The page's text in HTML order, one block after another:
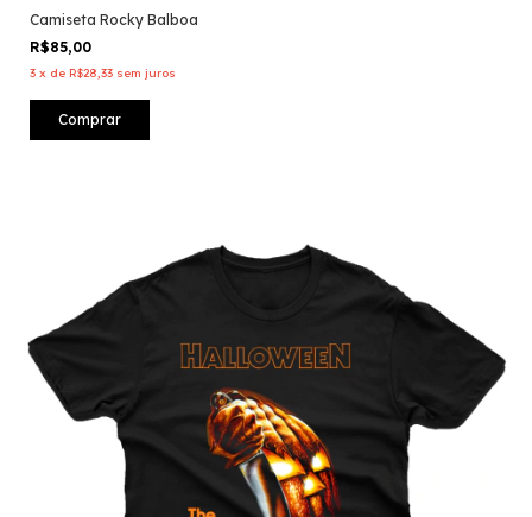
Camiseta Rocky Balboa
R$85,00
3 x de R$28,33 sem juros
Comprar